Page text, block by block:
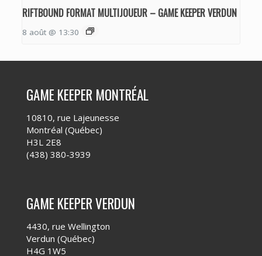
RIFTBOUND FORMAT MULTIJOUEUR – GAME KEEPER VERDUN
8 août @ 13:30
GAME KEEPER MONTRÉAL
10810, rue Lajeunesse
Montréal (Québec)
H3L 2E8
(438) 380-3939
GAME KEEPER VERDUN
4430, rue Wellington
Verdun (Québec)
H4G 1W5